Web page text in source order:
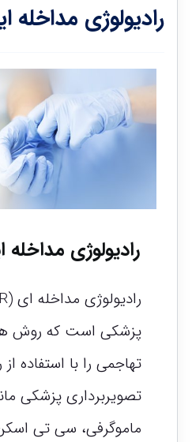
رادیولوژی مداخله
رادیولوژی
پزشکی است که روش
تهاجمی را با استفاده
تصویربرداری پزشکی
ماموگرفی، سی تی